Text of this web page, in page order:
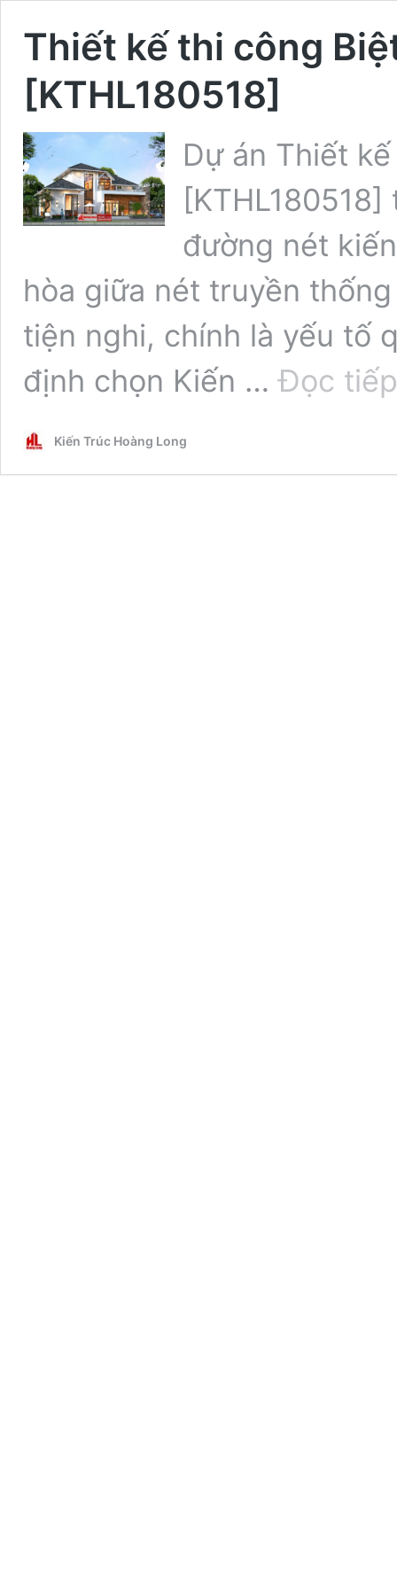
Thiết kế thi công
[KTHL180518]
Dự án Thiết
đường nét
hòa giữa nét truyền
tiện nghi, chính là yếu tố
định chọn Kiến …Đọc tiếp
Kiến Trúc Hoàng Long